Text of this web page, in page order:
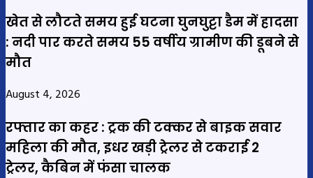
खेत से लौटते समय हुई घटना घुनघुट्टा डैम में हादसा
: नदी पार करते समय 55 वर्षीय ग्रामीण की डूबने से
मौत
August 4, 2026
रफ्तार का कहर : ट्रक की टक्कर से बाइक सवार
महिला की मौत, इधर खड़ी ट्रेलर से टकराई 2
ट्रेलर, कैबिन में फंसा चालक